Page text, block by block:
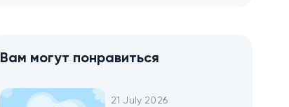
Вам могут понравиться
21 July 2026